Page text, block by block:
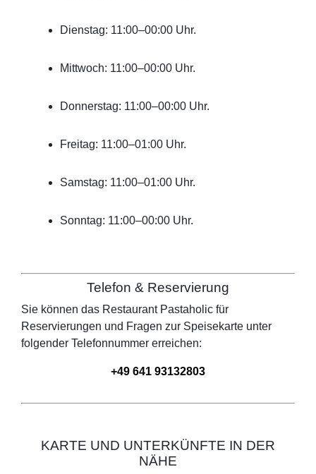
Dienstag: 11:00–00:00 Uhr.
Mittwoch: 11:00–00:00 Uhr.
Donnerstag: 11:00–00:00 Uhr.
Freitag: 11:00–01:00 Uhr.
Samstag: 11:00–01:00 Uhr.
Sonntag: 11:00–00:00 Uhr.
Telefon & Reservierung
Sie können das Restaurant Pastaholic für
Reservierungen und Fragen zur Speisekarte unter
folgender Telefonnummer erreichen:
+49 641 93132803
KARTE UND UNTERKÜNFTE IN DER
NÄHE